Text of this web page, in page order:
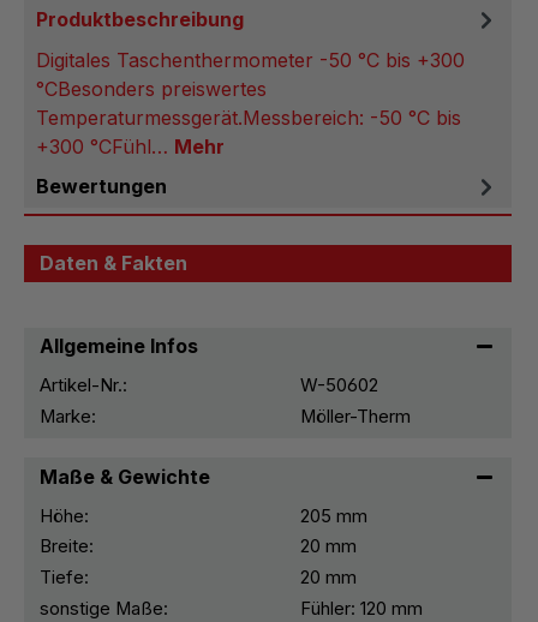
Produktbeschreibung
Digitales Taschenthermometer -50 °C bis +300
°CBesonders preiswertes
Temperaturmessgerät.Messbereich: -50 °C bis
+300 °CFühl… Mehr
Bewertungen
Daten & Fakten
Allgemeine Infos
Artikel-Nr.:
W-50602
Marke:
Möller-Therm
Maße & Gewichte
Höhe:
205 mm
Breite:
20 mm
Tiefe:
20 mm
sonstige Maße:
Fühler: 120 mm